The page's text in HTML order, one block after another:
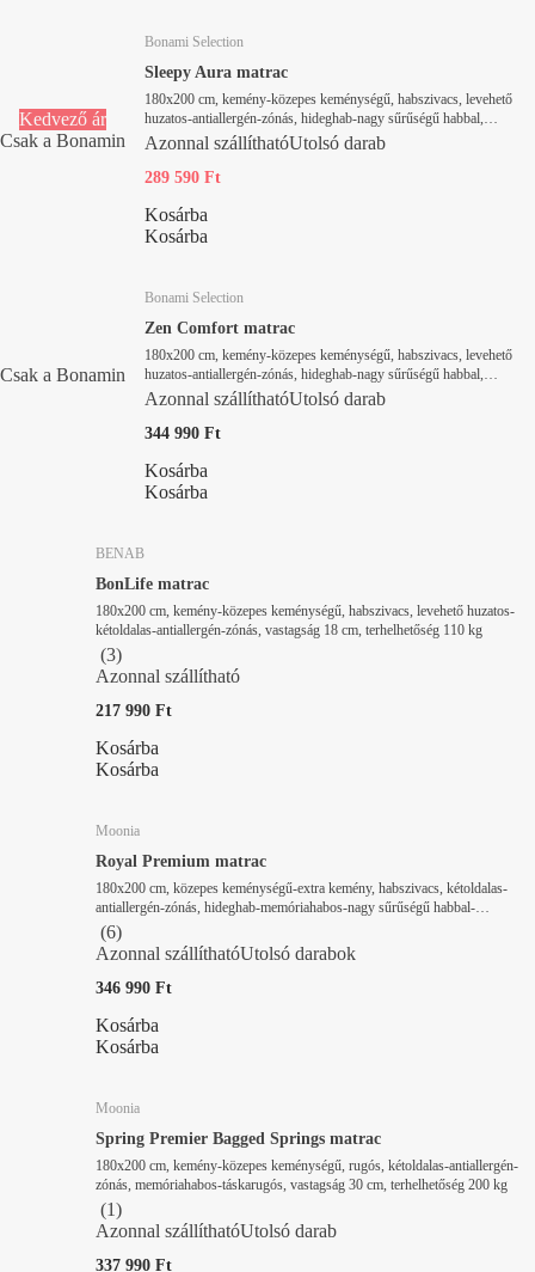
Kedvező ár
Csak a Bonamin
Bonami Selection
Sleepy Aura matrac
180x200 cm, kemény-közepes keménységű, habszivacs, levehető
huzatos-antiallergén-zónás, hideghab-nagy sűrűségű habbal,
vastagság 21 cm, terhelhetőség 120 kg
Azonnal szállíthatóUtolsó darab
289 590 Ft
Kosárba
Kosárba
Csak a Bonamin
Bonami Selection
Zen Comfort matrac
180x200 cm, kemény-közepes keménységű, habszivacs, levehető
huzatos-antiallergén-zónás, hideghab-nagy sűrűségű habbal,
vastagság 21 cm, terhelhetőség 120 kg
Azonnal szállíthatóUtolsó darab
344 990 Ft
Kosárba
Kosárba
BENAB
BonLife matrac
180x200 cm, kemény-közepes keménységű, habszivacs, levehető huzatos-
kétoldalas-antiallergén-zónás, vastagság 18 cm, terhelhetőség 110 kg
(3)
Azonnal szállítható
217 990 Ft
Kosárba
Kosárba
Moonia
Royal Premium matrac
180x200 cm, közepes keménységű-extra kemény, habszivacs, kétoldalas-
antiallergén-zónás, hideghab-memóriahabos-nagy sűrűségű habbal-
antibakteriális hab, vastagság 30 cm, terhelhetőség 180 kg
(6)
Azonnal szállíthatóUtolsó darabok
346 990 Ft
Kosárba
Kosárba
Moonia
Spring Premier Bagged Springs matrac
180x200 cm, kemény-közepes keménységű, rugós, kétoldalas-antiallergén-
zónás, memóriahabos-táskarugós, vastagság 30 cm, terhelhetőség 200 kg
(1)
Azonnal szállíthatóUtolsó darab
337 990 Ft